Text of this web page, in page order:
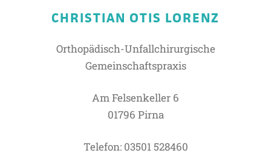
CHRISTIAN OTIS LORENZ
Orthopädisch-Unfallchirurgische
Gemeinschaftspraxis
Am Felsenkeller 6
01796 Pirna
Telefon: 03501 528460